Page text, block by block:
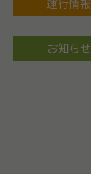
お知らせ